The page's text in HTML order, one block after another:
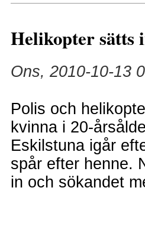
Helikopter sätts
Ons, 2010-10-13
Polis och
kvinna i 20-
Eskilstuna igår
spår efter henne.
in och sökandet